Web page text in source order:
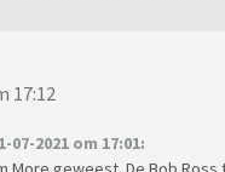
17:12
2021 om 17:01: